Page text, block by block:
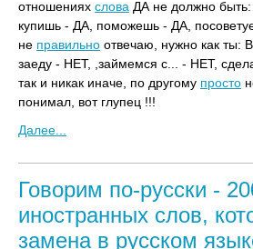
отношениях слова ДА не должно
купишь - ДА, поможешь - ДА,
не правильно отвечаю, нужно как ты:
заеду - НЕТ, ,займемся с... - НЕТ,
так и никак иначе, по другому просто
понимал, вот глупец !!!
Далее...
Говорим по-русски -
иностранных слов,
замена в русском